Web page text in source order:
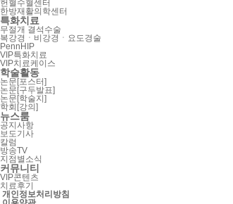
헌혈수혈센터
한방재활의학센터
특화치료
무절개 결석수술
복강경ㆍ비강경ㆍ요도경술
PennHIP
VIP특화치료
VIP치료케이스
학술활동
논문[포스터]
논문[구두발표]
논문[학술지]
학회[강의]
뉴스룸
공지사항
보도기사
칼럼
방송TV
지점별소식
커뮤니티
VIP콘텐츠
치료후기
개인정보처리방침